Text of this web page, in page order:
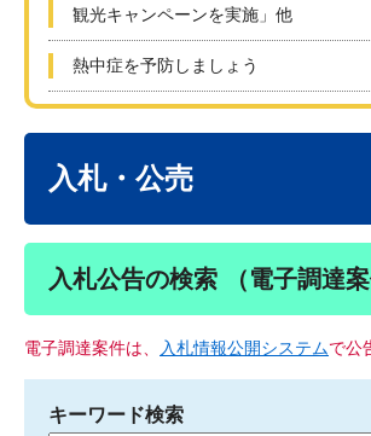
観光キャンペーンを実施」他
熱中症を予防しましょう
入札・公売
入札公告の検索 （電子調達案
電子調達案件は、 入札情報公開システムで公
キーワード検索